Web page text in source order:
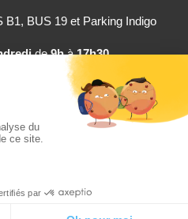
BUS 19 et Parking Indigo
de9hà17h30
confidentialité
ROCCA - Expertise comptable